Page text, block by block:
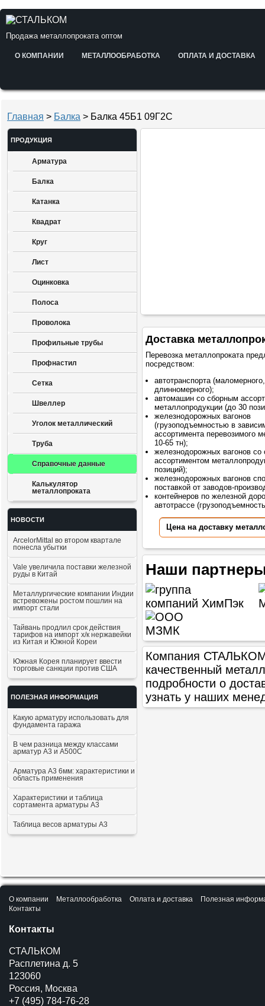
Продажа металлопроката оптом
О КОМПАНИИ МЕТАЛЛООБРАБОТКА ОПЛАТА И ДОСТАВКА
Главная > Балка > Балка 45Б1 09Г2С
ПРОДУКЦИЯ
Арматура
Балка
Катанка
Квадрат
Круг
Лист
Оцинковка
Полоса
Проволока
Профильные трубы
Профнастил
Сетка
Швеллер
Уголок металлический
Труба
Справочные данные
Калькулятор
металлопроката
НОВОСТИ
ArcelorMittal во втором квартале
понесла убытки
Vale увеличила поставки железной
руды в Китай
Металлургические компании Индии
встревожены ростом пошлин на
импорт стали
Тайвань продлил срок действия
тарифов на импорт х/к нержавейки
из Китая и Южной Кореи
Южная Корея планирует ввести
торговые санкции против США
ПОЛЕЗНАЯ ИНФОРМАЦИЯ
Какую арматуру использовать для
фундамента гаража
В чем разница между классами
арматур А3 и А500С
Арматура А3 6мм: характеристики и
область применения
Характеристики и таблица
сортамента арматуры А3
Таблица весов арматуры А3
Доставка
Перевозка металлопроката
посредством:
автотранспорта (маломерного,
длинномерного);
автомашин со сборным
металлопродукции (до 30
железнодорожных вагонов
(грузоподъемностью в
ассортимента перевозимого
10-65 тн);
железнодорожных вагонов со
ассортиментом
позиций);
железнодорожных вагонов
поставкой от заводов-
контейнеров по железной
автотрассе
Цена на доставку
Наши
Компания СТАЛЬКОМ
качественный
подробности о
узнать у наших
О компании Металлообработка Оплата и доставка
Полезная
Контакты
Контакты
СТАЛЬКОМ
Расплетина д. 5
123060
Россия, Москва
+7 (495) 784-76-28